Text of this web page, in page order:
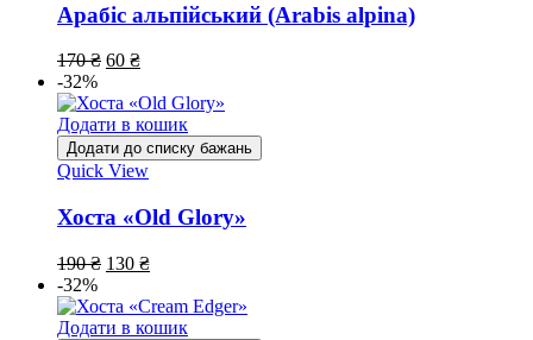
Арабіс альпійський (Arabis alpina)
170₴ 60 ₴
-32%
Додати в кошик
Додати до списку бажань
Quick View
Хоста «Old Glory»
190₴ 130 ₴
-32%
Додати в кошик